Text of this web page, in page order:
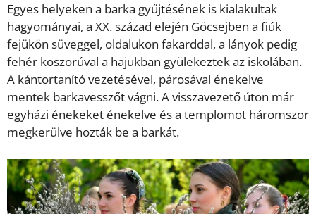
Egyes helyeken a barka gyűjtésének is kialakultak
hagyományai, a XX. század elején Göcsejben a fiúk
fejükön süveggel, oldalukon fakarddal, a lányok pedig
fehér koszorúval a hajukban gyülekeztek az iskolában.
A kántortanító vezetésével, párosával énekelve
mentek barkavesszőt vágni. A visszavezető úton már
egyházi énekeket énekelve és a templomot háromszor
megkerülve hozták be a barkát.